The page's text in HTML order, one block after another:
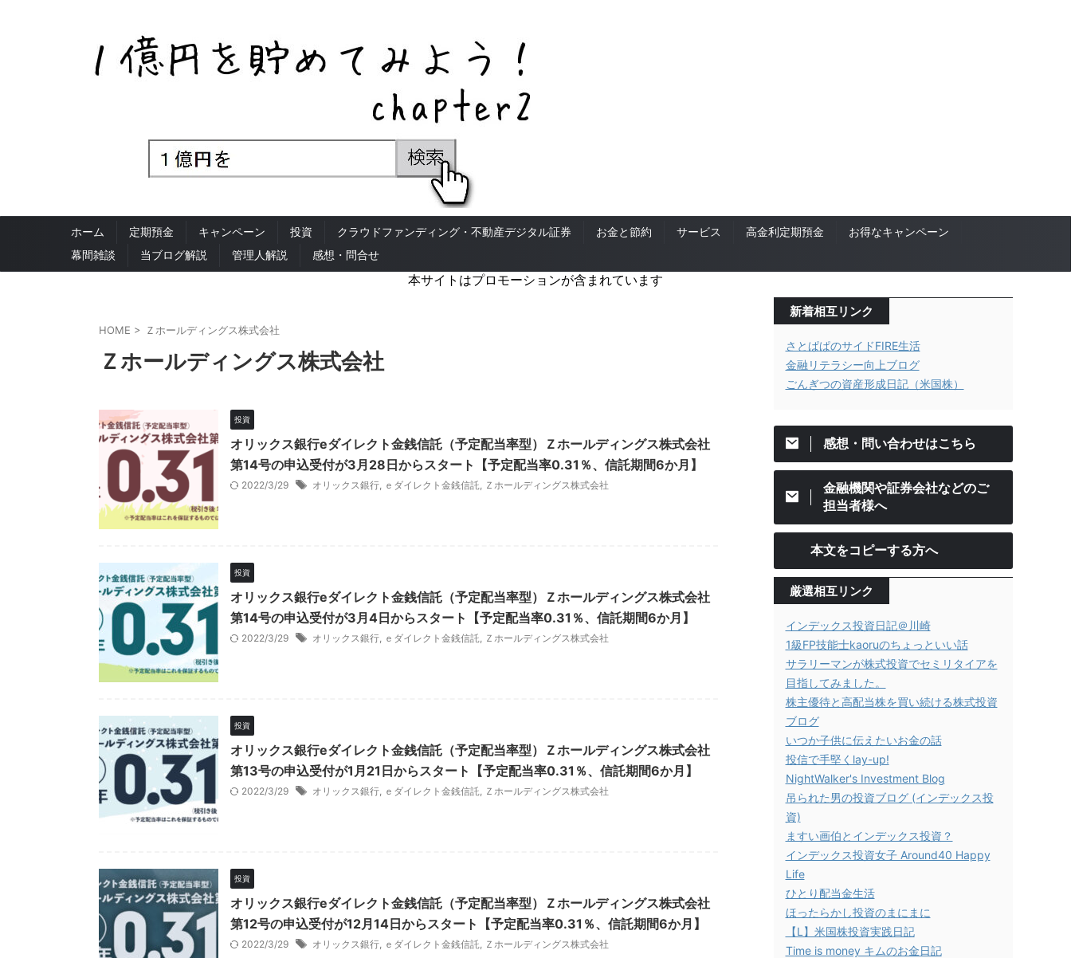
ホーム 定期預金 キャンペーン 投資 クラウドファンディング・不動産デジタル証券 お金と節約 サービス 高金利定期預金
お得なキャンペーン
幕間雑談
当ブログ解説 管理人解説 感想・問合せ
本サイトはプロモーションが含まれています
HOME > Ｚホールディングス株式会社
Ｚホールディングス株式会社
投資
オリックス銀行eダイレクト金銭信託（予定配当率型）Ｚホールディングス株式会社
第14号の申込受付が3月28日からスタート【予定配当率0.31％、信託期間6か月】
2022/3/29 オリックス銀行, ｅダイレクト金銭信託, Ｚホールディングス株式会社
投資
オリックス銀行eダイレクト金銭信託（予定配当率型）Ｚホールディングス株式会社
第14号の申込受付が3月4日からスタート【予定配当率0.31％、信託期間6か月】
2022/3/29 オリックス銀行, ｅダイレクト金銭信託, Ｚホールディングス株式会社
投資
オリックス銀行eダイレクト金銭信託（予定配当率型）Ｚホールディングス株式会社
第13号の申込受付が1月21日からスタート【予定配当率0.31％、信託期間6か月】
2022/3/29 オリックス銀行, ｅダイレクト金銭信託, Ｚホールディングス株式会社
投資
オリックス銀行eダイレクト金銭信託（予定配当率型）Ｚホールディングス株式会社
第12号の申込受付が12月14日からスタート【予定配当率0.31％、信託期間6か月】
2022/3/29 オリックス銀行, ｅダイレクト金銭信託, Ｚホールディングス株式会社
新着相互リンク
さとぱぱのサイドFIRE生活
金融リテラシー向上ブログ
ごんぎつの資産形成日記（米国株）
感想・問い合わせはこちら
金融機関や証券会社などのご
担当者様へ
本文をコピーする方へ
厳選相互リンク
インデックス投資日記＠川崎
1級FP技能士kaoruのちょっといい話
サラリーマンが株式投資でセミリタイアを
目指してみました。
株主優待と高配当株を買い続ける株式投資
ブログ
いつか子供に伝えたいお金の話
投信で手堅くlay-up!
NightWalker's Investment Blog
吊られた男の投資ブログ (インデックス投
資)
ますい画伯とインデックス投資？
インデックス投資女子 Around40 Happy
Life
ひとり配当金生活
ほったらかし投資のまにまに
【L】米国株投資実践日記
Time is money キムのお金日記